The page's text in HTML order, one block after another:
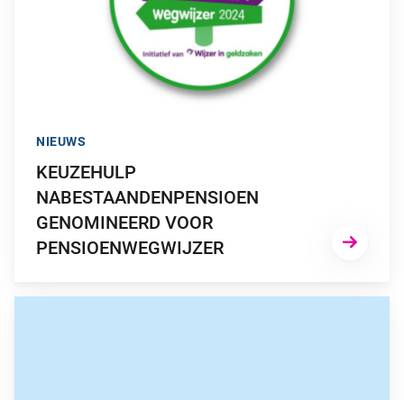
KEUZEHULP
NABESTAANDENPENSIOEN
GENOMINEERD VOOR
PENSIOENWEGWIJZER
NIEUWS